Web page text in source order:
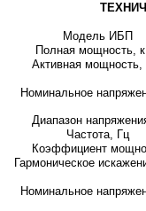
Модель ИБП
Полная мощность,
Активная мощность,
Номинальное
Диапазон
Частота, Гц
Коэффициент
Гармоническое
Номинальное